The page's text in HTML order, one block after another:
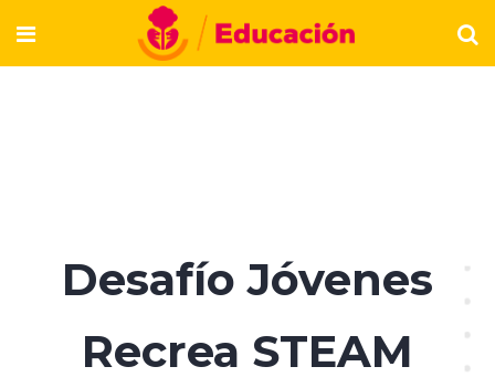
Desafío Jóvenes
Recrea STEAM